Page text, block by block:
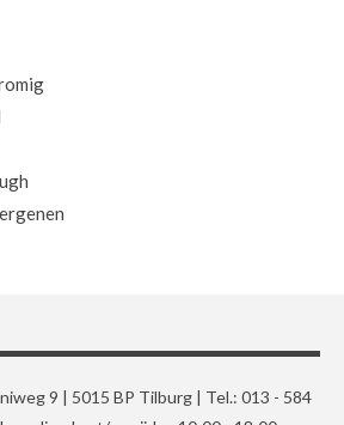
9 | 5015 BP Tilburg | Tel.: 013 - 584